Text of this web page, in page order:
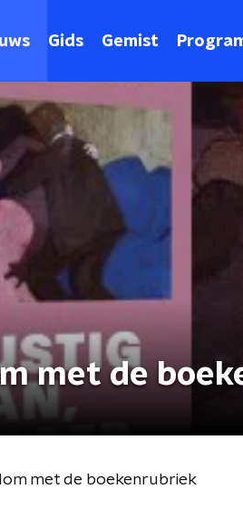
Gids Gemist
met de
met de boekenrubriek